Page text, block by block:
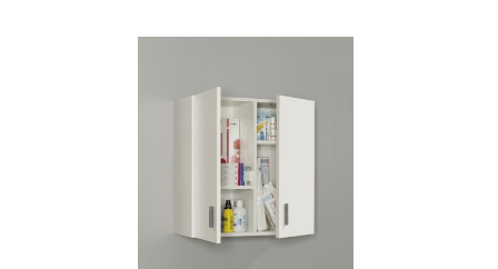
SILVER SANZ / VARTA